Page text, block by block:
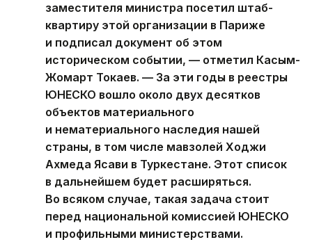
заместителя министра посетил штаб-
квартиру этой организации в Париже
и подписал документ об этом
историческом событии, — отметил Касым-
Жомарт Токаев. — За эти годы в реестры
ЮНЕСКО вошло около двух десятков
объектов материального
и нематериального наследия нашей
страны, в том числе мавзолей Ходжи
Ахмеда Ясави в Туркестане. Этот список
в дальнейшем будет расширяться.
Во всяком случае, такая задача стоит
перед национальной комиссией ЮНЕСКО
и профильными министерствами.